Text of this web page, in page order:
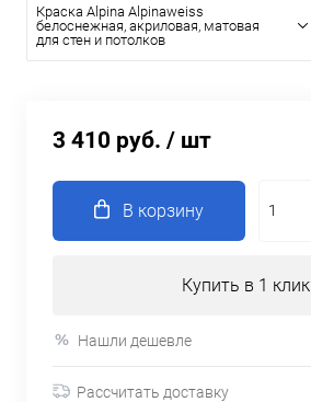
Краска Alpina Alpinaweiss
белоснежная, акриловая, матовая
для стен и потолков
3 410 руб. / шт
В корзину
Купить в 1 клик
Нашли дешевле
Рассчитать доставку